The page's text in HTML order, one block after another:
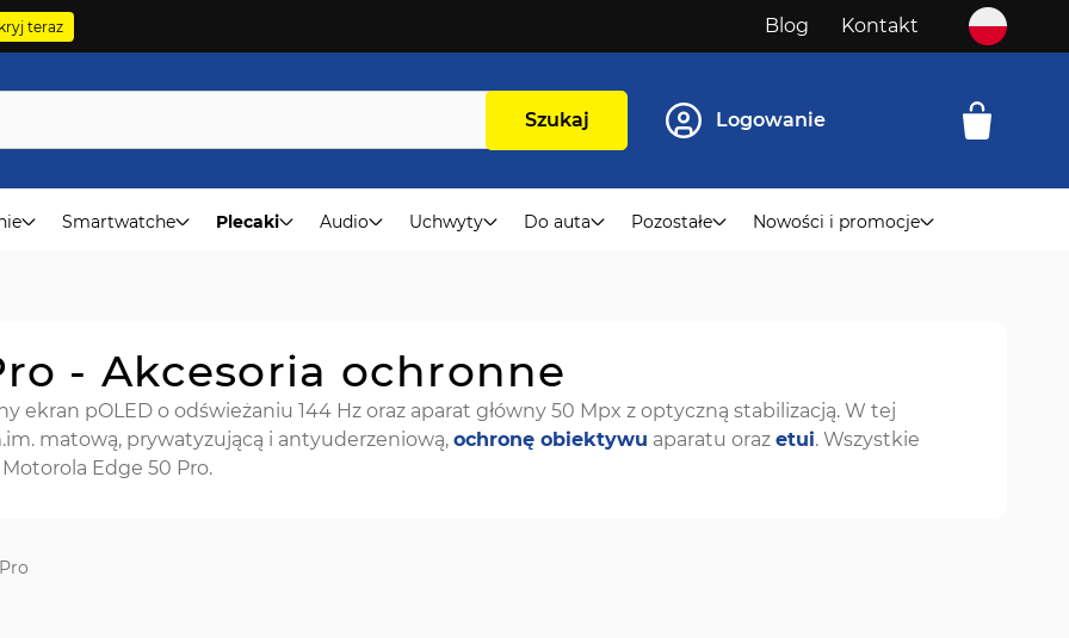
teraz Blog Kontakt
Szukaj Logowanie
Smartwatche Plecaki Audio Uchwyty Do auta Pozostałe Nowości i promocje
- Akcesoria ochronne
ekran pOLED o odświeżaniu 144 Hz oraz aparat główny 50 Mpx z optyczną stabilizacją. W tej
matową, prywatyzującą i antyuderzeniową, ochronę obiektywu aparatu oraz etui. Wszystkie
Edge 50 Pro.